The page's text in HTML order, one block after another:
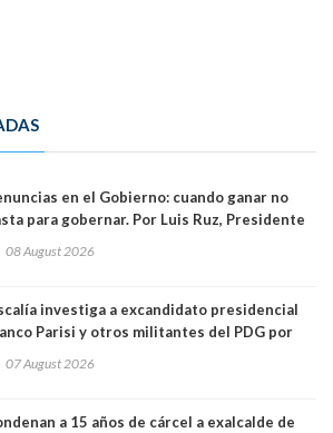
en el Gobierno: cuando ganar no
para gobernar. Por Luis Ruz, Presidente
08 August 2026
investiga a excandidato presidencial
Parisi y otros militantes del PDG por
07 August 2026
a 15 años de cárcel a exalcalde de